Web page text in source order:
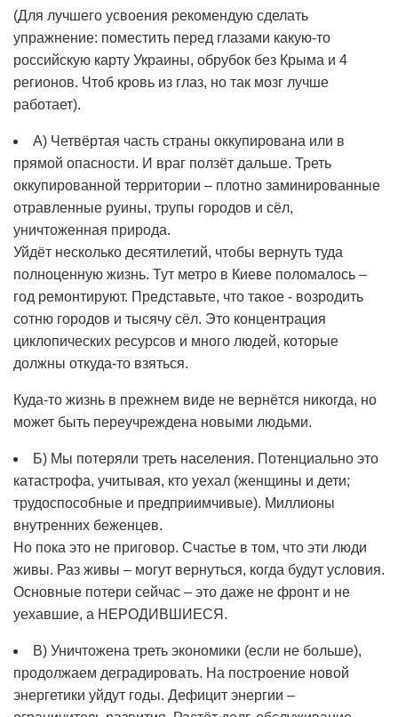
(Для лучшего усвоения рекомендую сделать
упражнение: поместить перед глазами какую-то
российскую карту Украины, обрубок без Крыма и 4
регионов. Чтоб кровь из глаз, но так мозг лучше
работает).
А) Четвёртая часть страны оккупирована или в
прямой опасности. И враг ползёт дальше. Треть
оккупированной территории – плотно заминированные
отравленные руины, трупы городов и сёл,
уничтоженная природа.
Уйдёт несколько десятилетий, чтобы вернуть туда
полноценную жизнь. Тут метро в Киеве поломалось –
год ремонтируют. Представьте, что такое - возродить
сотню городов и тысячу сёл. Это концентрация
циклопических ресурсов и много людей, которые
должны откуда-то взяться.
Куда-то жизнь в прежнем виде не вернётся никогда, но
может быть переучреждена новыми людьми.
Б) Мы потеряли треть населения. Потенциально это
катастрофа, учитывая, кто уехал (женщины и дети;
трудоспособные и предприимчивые). Миллионы
внутренних беженцев.
Но пока это не приговор. Счастье в том, что эти люди
живы. Раз живы – могут вернуться, когда будут условия.
Основные потери сейчас – это даже не фронт и не
уехавшие, а НЕРОДИВШИЕСЯ.
В) Уничтожена треть экономики (если не больше),
продолжаем деградировать. На построение новой
энергетики уйдут годы. Дефицит энергии –